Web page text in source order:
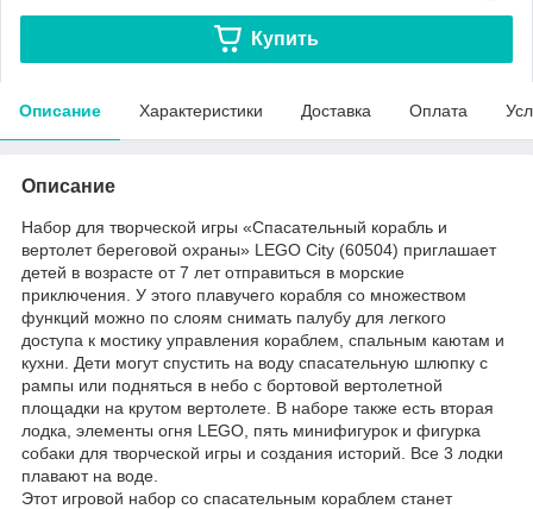
Купить
Описание Характеристики Доставка Оплата
Описание
Набор для творческой игры «Спасательный корабль и
вертолет береговой охраны» LEGO City (60504) приглашает
детей в возрасте от 7 лет отправиться в морские
приключения. У этого плавучего корабля со множеством
функций можно по слоям снимать палубу для легкого
доступа к мостику управления кораблем, спальным каютам и
кухни. Дети могут спустить на воду спасательную шлюпку с
рампы или подняться в небо с бортовой вертолетной
площадки на крутом вертолете. В наборе также есть вторая
лодка, элементы огня LEGO, пять минифигурок и фигурка
собаки для творческой игры и создания историй. Все 3 лодки
плавают на воде.
Этот игровой набор со спасательным кораблем станет